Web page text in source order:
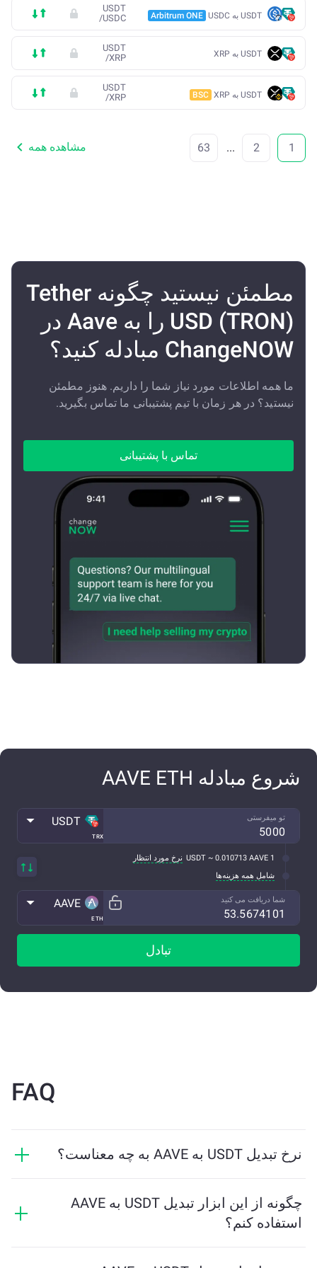
USDT به USDC Arbitrum ONE
USDT
/USDC
USDT به XRP
USDT
/XRP
USDT به XRP BSC
USDT
/XRP
1
2
...
63 مشاهده همه
مطمئن نیستید چگونه Tether
USD (TRON) را به Aave در
ChangeNOW مبادله کنید؟
ما همه اطلاعات مورد نیاز شما را داریم. هنوز مطمئن
نیستید؟ در هر زمان با تیم پشتیبانی ما تماس بگیرید.
تماس با پشتیبانی
شروع مبادله AAVE ETH
تو میفرستی
TRX
USDT
1 USDT ~ 0.010713 AAVE
نرخ مورد انتظار
شامل همه هزینه‌ها
شما دریافت می کنید
ETH
AAVE
تبادل
FAQ
نرخ تبدیل USDT به AAVE به چه معناست؟
دریافت خواهید کرد. این نرخ براساس شرایط بازار، عرضه و
تقاضا، و نقدینگی تغییر می‌کند.
چگونه از این ابزار تبدیل USDT به AAVE
استفاده کنم؟